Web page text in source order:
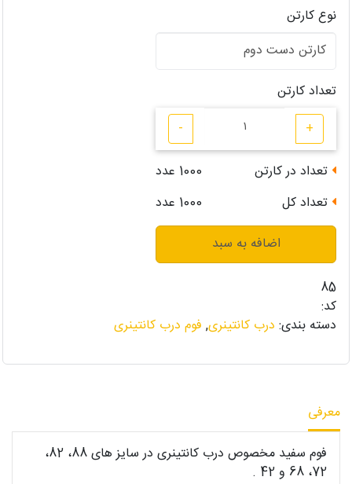
نوع کارتن
تعداد کارتن
+
-
تعداد در کارتن 1000 عدد
تعداد کل
1000 عدد
اضافه به سبد
85
کد:
دسته بندی: درب کانتینری, فوم درب کانتینری
معرفی
فوم سفید مخصوص درب کانتینری در سایز های 88، 82،
72، 68 و 42 .